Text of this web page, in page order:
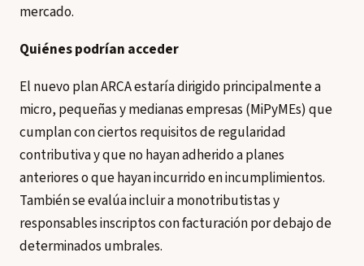
mercado.
Quiénes podrían acceder
El nuevo plan ARCA estaría dirigido principalmente a
micro, pequeñas y medianas empresas (MiPyMEs) que
cumplan con ciertos requisitos de regularidad
contributiva y que no hayan adherido a planes
anteriores o que hayan incurrido en incumplimientos.
También se evalúa incluir a monotributistas y
responsables inscriptos con facturación por debajo de
determinados umbrales.